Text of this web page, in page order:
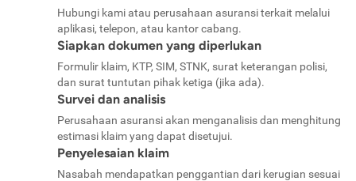
Hubungi kami atau perusahaan asuransi terkait melalui
aplikasi, telepon, atau kantor cabang.
Siapkan dokumen yang diperlukan
Formulir klaim, KTP, SIM, STNK, surat keterangan polisi,
dan surat tuntutan pihak ketiga (jika ada).
Survei dan analisis
Perusahaan asuransi akan menganalisis dan menghitung
estimasi klaim yang dapat disetujui.
Penyelesaian klaim
Nasabah mendapatkan penggantian dari kerugian sesuai